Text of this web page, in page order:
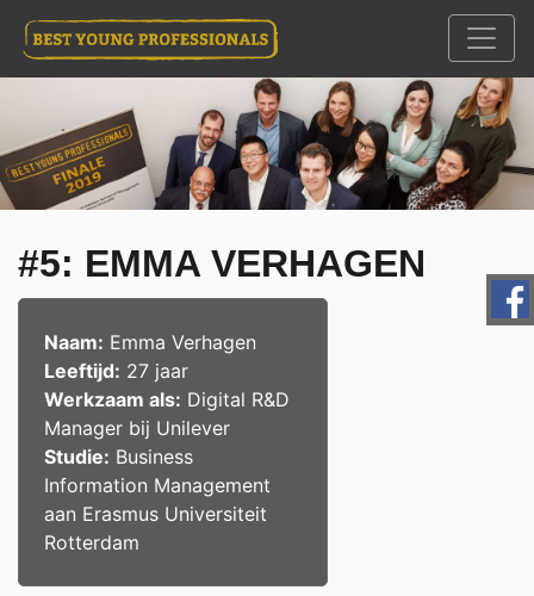
#5: EMMA VERHAGEN
Naam: Emma Verhagen
Leeftijd: 27 jaar
Werkzaam als: Digital R&D
Managerbij Unilever
Studie: Business
Information Management
aan Erasmus Universiteit
Rotterdam